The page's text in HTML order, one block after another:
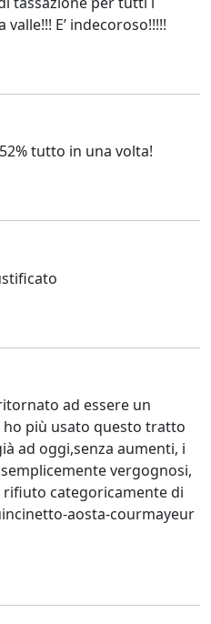
E’ indecoroso!!!!!
tutto in una volta!
ad essere un
più usato questo tratto
ad oggi,senza aumenti, i
vergognosi,
categoricamente di
aosta-courmayeur